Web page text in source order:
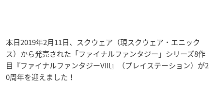
本日2019年2月11日、スクウェア（現スクウェア・エニック
ス）から発売された「ファイナルファンタジー」シリーズ8作
目『ファイナルファンタジーVIII』（プレイステーション）が2
0周年を迎えました！